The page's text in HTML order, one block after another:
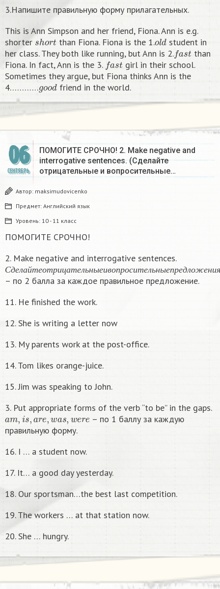
3.Напишите правильную форму прилагательных.
This is Ann Simpson and her friend, Fiona. Ann is e.g.
shorter short than Fiona. Fiona is the 1.oldstudent in
her class. They both like running, but Ann is 2.fast than
Fiona. In fact, Ann is the 3.fast girl in their school.
Sometimes they argue, but Fiona thinks Ann is the
4…………go odfriend in the world.
06
СЕНТЯБРЬ
ПОМОГИТЕ СРОЧНО! 2. Make negative and
interrogative sentences. (Сделайте
отрицательные и вопросительные…
Автор: maksimudovicenko
Предмет: Английский язык
Уровень: 10 - 11 класс
ПОМОГИТЕ СРОЧНО!
2. Make negative and interrogative sentences.
С д ел а й т е о т р и ц а т ел ьн ые и в о п р о с и т ел ьн ые п р е дл о ж е н ия
Сделай теотрица тел ьныеивопрос ительныепр ед
– по 2 балла за каждое правильное предложение.
11. He finished the work.
12. She is writing a letter now
13. My parents work at the post-office.
14. Tom likes orange-juice.
15. Jim was speaking to John.
3. Put appropriate forms of the verb “to be” in the gaps.
am is, are,waswer e
– по 1 баллу за каждую
правильную форму.
16. I … a student now.
17. It… a good day yesterday.
18. Our sportsman…the best last competition.
19. The workers … at that station now.
20. She … hungry.